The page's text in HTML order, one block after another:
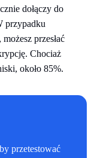
dołączy do
przypadku
przesłać
Chociaż
około 85%.
przetestować